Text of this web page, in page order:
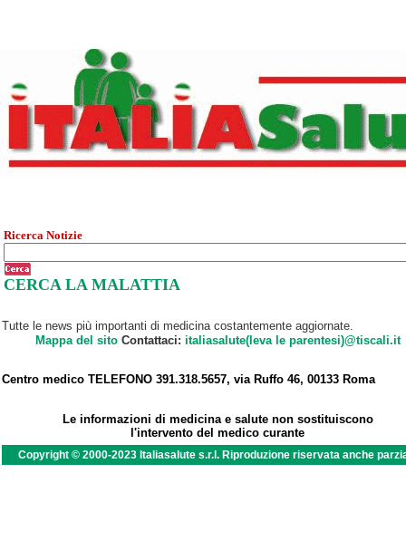
Ricerca Notizie
CERCA LA MALATTIA
Tutte le news più importanti di medicina costantemente aggiornate.
Mappa del sitoContattaci: italiasalute(leva le parentesi)@tiscali.it
Centro medico TELEFONO 391.318.5657, via Ruffo 46, 00133 Roma
Le informazioni di medicina e salute non sostituiscono
l'intervento del medico curante
Copyright © 2000-2023 Italiasalute s.r.l. Riproduzione riservata anche